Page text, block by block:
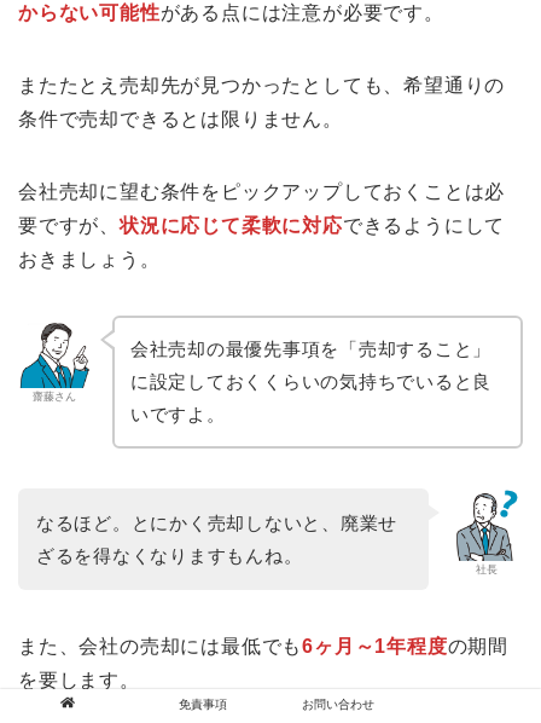
からない可能性がある点には注意が必要です。
またたとえ売却先が見つかったとしても、希望通りの
条件で売却できるとは限りません。
会社売却に望む条件をピックアップしておくことは必
要ですが、状況に応じて柔軟に対応できるようにして
おきましょう。
齋藤さん
会社売却の最優先事項を「売却すること」
に設定しておくくらいの気持ちでいると良
いですよ。
社長
なるほど。とにかく売却しないと、廃業せ
ざるを得なくなりますもんね。
また、会社の売却には最低でも6ヶ月～1年程度の期間
を要します。
免責事項 お問い合わせ